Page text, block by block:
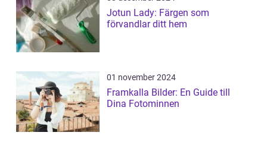
Jotun Lady: Färgen som
förvandlar ditt hem
01 november 2024
Framkalla Bilder: En Guide till
Dina Fotominnen